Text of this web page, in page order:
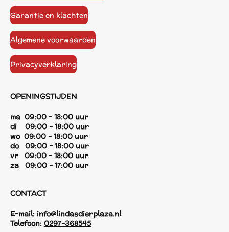
Garantie en klachten
Algemene voorwaarden
Privacyverklaring
OPENINGSTIJDEN
ma 09:00 - 18:00 uur
di 09:00 - 18:00 uur
wo 09:00 - 18:00 uur
do 09:00 - 18:00 uur
vr 09:00 - 18:00 uur
za 09:00 - 17:00 uur
CONTACT
E-mail: info@lindasdierplaza.nl
Telefoon: 0297-368545